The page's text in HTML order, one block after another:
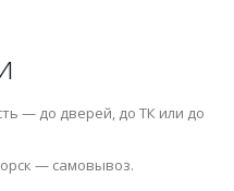
— до дверей, до ТК или до
— самовывоз.